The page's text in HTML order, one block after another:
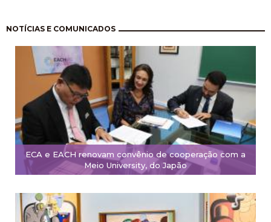
NOTÍCIAS E COMUNICADOS
ECA e EACH renovam convênio de cooperação com a
Meio University, do Japão
Paginação